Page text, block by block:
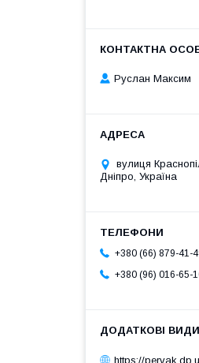
Руслан Максим
вулиця
Дніпро, Україна
+380 (66) 879-41-
+380 (96) 016-65-
https://